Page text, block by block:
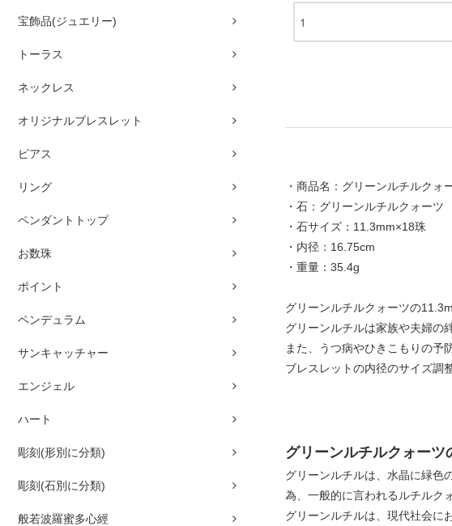
宝飾品(ジュエリー)
トーラス
ネックレス
オリジナルブレスレット
ピアス
リング
ペンダントトップ
お数珠
ポイント
ペンデュラム
サンキャッチャー
エンジェル
ハート
彫刻(形別に分類)
彫刻(石別に分類)
般若波羅蜜多心經
・商品名：グリーンルチルクォ
・石：グリーンルチルクォーツ
・石サイズ：11.3mm×18珠
・内径：16.75cm
・重量：35.4g
グリーンルチルクォーツの
グリーンルチルは家族や夫婦の
また、うつ病やひきこもりの予
ブレスレットの内径のサイズ調
グリーンルチルクォーツ
グリーンルチルは、水晶に緑色
為、一般的に言われるルチルク
グリーンルチルは、現代社会に